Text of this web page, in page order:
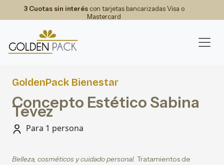
3 Cuotas sin interéscon tarjetas bancarizadas Visa o
Mastercard
GoldenPack Bienestar
Concepto Estético Sabina
Tevez
Para 1 persona
Belleza, cosméticos y cuidado personal. Tratamientos de